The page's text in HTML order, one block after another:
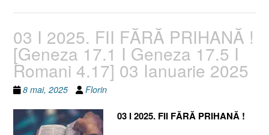
03 I 2025. FII FĂRĂ PRIHANĂ !
[Geneza 17.1 I Geneza 17.5 I
Romani 4.17] 03 Ianuarie 2025
8 mai, 2025 Florin
03 I 2025. FII FĂRĂ PRIHANĂ !